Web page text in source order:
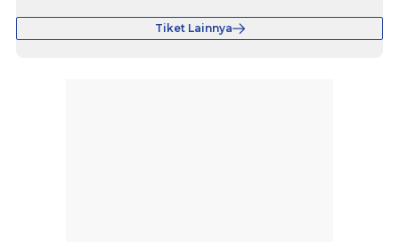
Tiket Lainnya